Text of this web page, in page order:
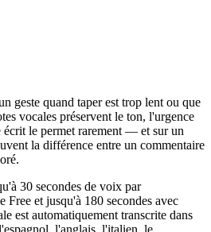
geste quand taper est trop lent ou que
vocales préservent le ton, l'urgence
le permet rarement — et sur un
la différence entre un commentaire
30 secondes de voix par
Free et jusqu'à 180 secondes avec
est automatiquement transcrite dans
l'anglais, l'italien, le